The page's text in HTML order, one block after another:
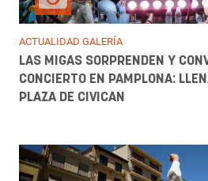
ACTUALIDAD GALERÍA
LAS MIGAS SORPRENDEN Y
CONCIERTO EN PAMPLONA:
PLAZA DE CIVICAN